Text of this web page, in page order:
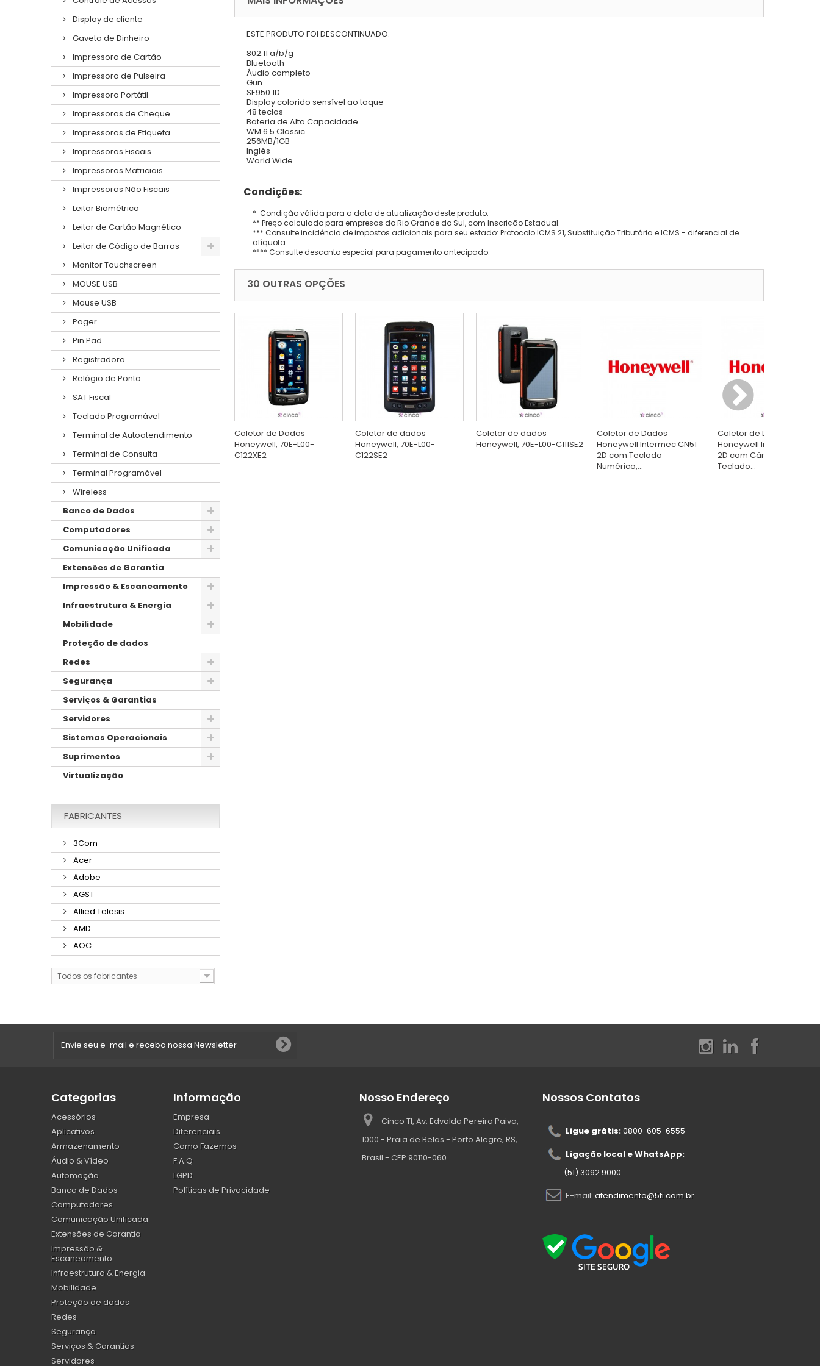
Display de cliente
Gaveta de Dinheiro
Impressora de Cartão
Impressora de Pulseira
Impressora Portátil
Impressoras de Cheque
Impressoras de Etiqueta
Impressoras Fiscais
Impressoras Matriciais
Impressoras Não Fiscais
Leitor Biométrico
Leitor de Cartão Magnético
Leitor de Código de Barras
Monitor Touchscreen
MOUSE USB
Mouse USB
Pager
Pin Pad
Registradora
Relógio de Ponto
SAT Fiscal
Teclado Programável
Terminal de Autoatendimento
Terminal de Consulta
Terminal Programável
Wireless
Banco de Dados
Computadores
Comunicação Unificada
Extensões de Garantia
Impressão & Escaneamento
Infraestrutura & Energia
Mobilidade
Proteção de dados
Redes
Segurança
Serviços & Garantias
Servidores
Sistemas Operacionais
Suprimentos
Virtualização
FABRICANTES
3Com
Acer
Adobe
AGST
Allied Telesis
AMD
AOC
Todos os fabricantes
ESTE PRODUTO FOI DESCONTINUADO.
802.11 a/b/g
Bluetooth
Áudio completo
Gun
SE950 1D
Display colorido sensível ao toque
48 teclas
Bateria de Alta Capacidade
WM 6.5 Classic
256MB/1GB
Inglês
World Wide
Condições:
* Condição válida para a data de atualização deste produto.
** Preço calculado para empresas do Rio Grande do Sul, com Inscrição Estadual.
*** Consulte incidência de impostos adicionais para seu estado: Protocolo ICMS 21, Substituição Tributária e ICMS - diferencial de
alíquota.
**** Consulte desconto especial para pagamento antecipado.
30 OUTRAS OPÇÕES
Coletor de Dados
Honeywell, 70E-L00-
C122XE2
Coletor de dados
Honeywell, 70E-L00-
C122SE2
Coletor de dados
Honeywell, 70E-L00-C111SE2
Coletor de Dados
Honeywell Intermec CN51
2D com Teclado
Numérico,...
Coletor de Dados
Honeywell Intermec CN51
2D com Câmera e
Teclado...
Categorias
Acessórios
Aplicativos
Armazenamento
Áudio & Vídeo
Automação
Banco de Dados
Computadores
Comunicação Unificada
Extensões de Garantia
Impressão &
Escaneamento
Infraestrutura & Energia
Mobilidade
Proteção de dados
Redes
Segurança
Serviços & Garantias
Servidores
Informação
Empresa
Diferenciais
Como Fazemos
F.A.Q
LGPD
Políticas de Privacidade
Nosso Endereço
Cinco TI, Av. Edvaldo Pereira Paiva,
1000 - Praia de Belas - Porto Alegre, RS,
Brasil - CEP 90110-060
Nossos Contatos
Ligue grátis:0800-605-6555
Ligação local e WhatsApp:
(51) 3092.9000
E-mail: atendimento@5ti.com.br